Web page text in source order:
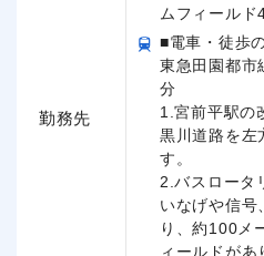
勤務先
ムフィールド
■電車・徒歩
東急田園都市
分
1.宮前平駅の
黒川道路を左
す。
2.バスロータ
いなげや信号
り、約100メ
ィールドが